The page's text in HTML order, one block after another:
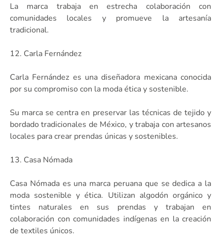
La marca trabaja en estrecha colaboración con
comunidades locales y promueve la artesanía
tradicional.
12. Carla Fernández
Carla Fernández es una diseñadora mexicana conocida
por su compromiso con la moda ética y sostenible.
Su marca se centra en preservar las técnicas de tejido y
bordado tradicionales de México, y trabaja con artesanos
locales para crear prendas únicas y sostenibles.
13. Casa Nómada
Casa Nómada es una marca peruana que se dedica a la
moda sostenible y ética. Utilizan algodón orgánico y
tintes naturales en sus prendas y trabajan en
colaboración con comunidades indígenas en la creación
de textiles únicos.